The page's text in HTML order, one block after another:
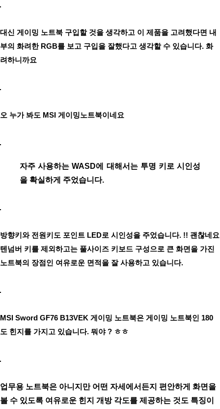
대신 게이밍 노트북 구입할 것을 생각하고 이 제품을 고려했다면 내
부의 화려한 RGB를 보고 구입을 잘했다고 생각할 수 있습니다. 화
려하니까요
오 누가 봐도 MSI 게이밍노트북이네요
자주 사용하는 WASD에 대해서는 투명 키로 시인성
을 확실하게 주었습니다.
방향키와 전원키도 포인트 LED로 시인성을 주었습니다. !! 괜찮네요
텐넘버 키를 제외하고는 풀사이즈 키보드 구성으로 큰 화면을 가진
노트북의 장점인 여유로운 면적을 잘 사용하고 있습니다.
MSI Sword GF76 B13VEK 게이밍 노트북은 게이밍 노트북인 180
도 힌지를 가지고 있습니다. 뭐야 ? ㅎㅎ
업무용 노트북은 아니지만 어떤 자세에서든지 편안하게 화면을
볼 수 있도록 여유로운 힌지 개방 각도를 제공하는 것도 특징이